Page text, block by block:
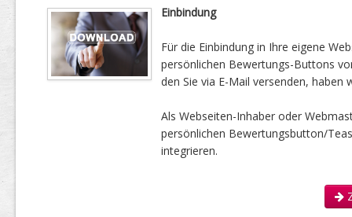
Einbindung
Für die Einbindung in Ihre eigene
persönlichen Bewertungs-Buttons
den Sie via E-Mail versenden, haben
Als Webseiten-Inhaber oder
persönlichen Bewertungsbutton/
integrieren.